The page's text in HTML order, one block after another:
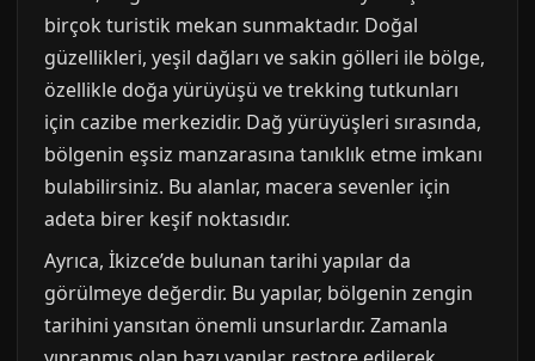
birçok turistik mekan sunmaktadır. Doğal
güzellikleri, yeşil dağları ve sakin gölleri ile bölge,
özellikle doğa yürüyüşü ve trekking tutkunları
için cazibe merkezidir. Dağ yürüyüşleri sırasında,
bölgenin eşsiz manzarasına tanıklık etme imkanı
bulabilirsiniz. Bu alanlar, macera sevenler için
adeta birer keşif noktasıdır.
Ayrıca, İkizce’de bulunan tarihi yapılar da
görülmeye değerdir. Bu yapılar, bölgenin zengin
tarihini yansıtan önemli unsurlardır. Zamanla